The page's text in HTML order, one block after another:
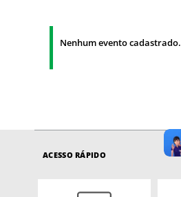
Nenhum evento cadastrado.
ACESSO RÁPIDO